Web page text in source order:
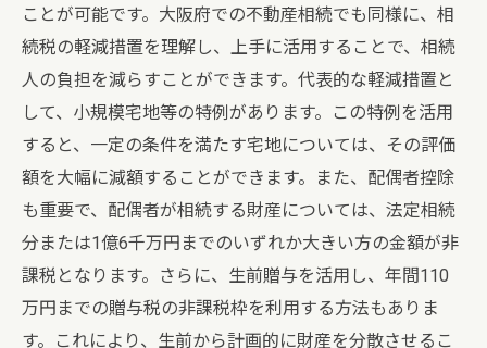
ことが可能です。大阪府での不動産相続でも同様に、相
続税の軽減措置を理解し、上手に活用することで、相続
人の負担を減らすことができます。代表的な軽減措置と
して、小規模宅地等の特例があります。この特例を活用
すると、一定の条件を満たす宅地については、その評価
額を大幅に減額することができます。また、配偶者控除
も重要で、配偶者が相続する財産については、法定相続
分または1億6千万円までのいずれか大きい方の金額が非
課税となります。さらに、生前贈与を活用し、年間110
万円までの贈与税の非課税枠を利用する方法もありま
す。これにより、生前から計画的に財産を分散させるこ